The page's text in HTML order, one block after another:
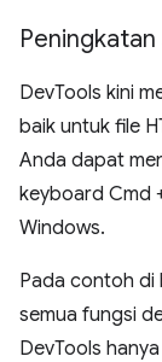
DevTools kini
baik untuk file
Anda dapat
keyboard Cmd
Windows.
Pada contoh di
semua fungsi
DevTools